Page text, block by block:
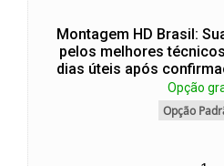
Montagem HD Brasil:
pelos melhores
dias úteis após
Opção
Opção